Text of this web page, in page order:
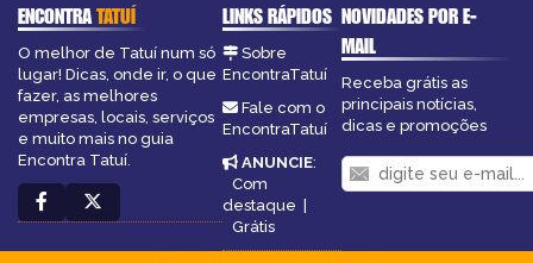
ENCONTRATATUÍ
O melhor de Tatuí num só
lugar! Dicas, onde ir, o que
fazer, as melhores
empresas, locais, serviços
e muito mais no guia
Encontra Tatuí.
LINKS RÁPIDOS
Sobre
EncontraTatuí
Fale com o
EncontraTatuí
ANUNCIE:
Com
destaque |
Grátis
NOVIDADES POR E-
MAIL
Receba grátis as
principais notícias,
dicas e promoções